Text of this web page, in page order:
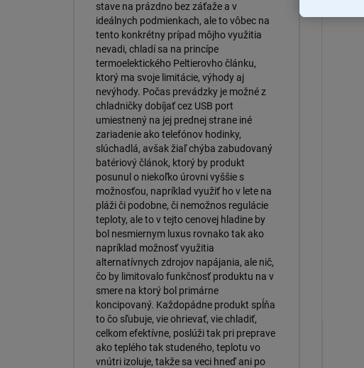
stave na prázdno bez záťaže a v
ideálnych podmienkach, ale to vôbec na
tento konkrétny prípad môjho využitia
nevadi, chladí sa na princípe
termoelektického Peltierovho článku,
ktorý ma svoje limitácie, výhody aj
nevýhody. Počas prevádzky je možné z
chladničky dobíjať cez USB port
umiestnený na jej prednej strane iné
zariadenie ako telefónov hodinky,
slúchadlá, avšak žiaľ chýba zabudovaný
batériový článok, ktorý by produkt
posunul o niekoľko úrovni vyššie s
možnosťou, napríklad využiť ho v lete na
pláži či podobne, či nemožnos regulácie
teploty, ale to v tejto cenovej hladine by
bol nesmiernym luxus rovnako tak ako
napríklad možnosť využitia
alternatívnych zdrojov napájania, ale nič,
čo by limitovalo funkčnosť produktu na v
smere na ktorý bol primárne
koncipovaný. Každopádne produkt spĺňa
to čo sľubuje, vie ohrievať, vie chladiť,
celkom efektívne, poslúži tak pri preprave
ako teplého tak studeného, teplotu vo
vnútri izoluje, takže sa veci hneď ani po